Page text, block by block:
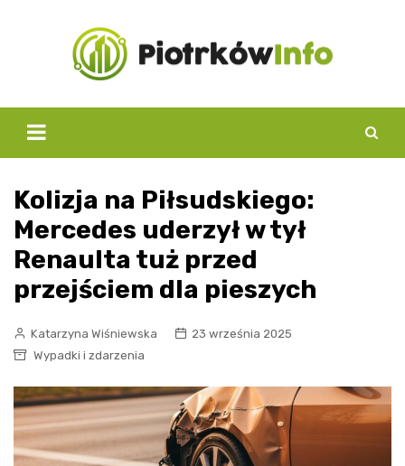
Kolizja na Piłsudskiego:
Mercedes uderzył w tył
Renaulta tuż przed
przejściem dla pieszych
Katarzyna Wiśniewska
23 września 2025
Wypadki i zdarzenia